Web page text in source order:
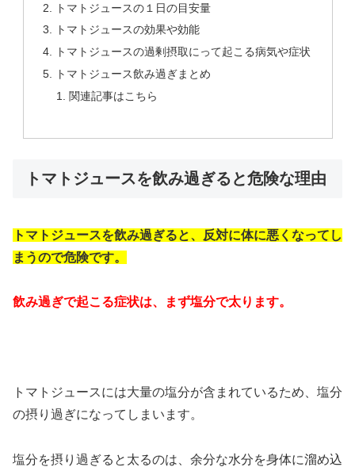
トマトジュースの１日の目安量
トマトジュースの効果や効能
トマトジュースの過剰摂取にって起こる病気や症状
トマトジュース飲み過ぎまとめ
関連記事はこちら
トマトジュースを飲み過ぎると危険な理由
トマトジュースを飲み過ぎると、反対に体に悪くなってし
まうので危険です。
飲み過ぎで起こる症状は、まず塩分で太ります。
トマトジュースには大量の塩分が含まれているため、塩分
の摂り過ぎになってしまいます。
塩分を摂り過ぎると太るのは、余分な水分を身体に溜め込